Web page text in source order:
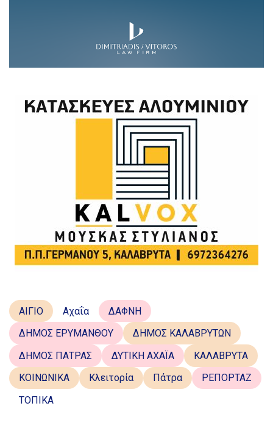
ΑΙΓΙΟ Αχαΐα
ΔΑΦΝΗ
ΔΗΜΟΣ ΕΡΥΜΑΝΘΟΥ
ΔΗΜΟΣ ΚΑΛΑΒΡΥΤΩΝ
ΔΗΜΟΣ ΠΑΤΡΑΣ
ΔΥΤΙΚΗ ΑΧΑΪΑ
ΚΑΛΑΒΡΥΤΑ
ΚΟΙΝΩΝΙΚΑ
Κλειτορία Πάτρα
ΡΕΠΟΡΤΑΖ
ΤΟΠΙΚΑ